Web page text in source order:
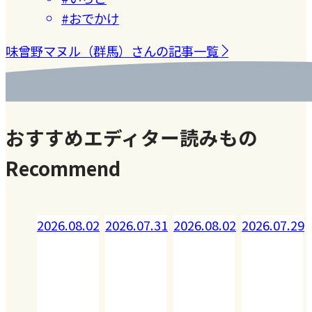
#おでかけ
味曾野マヌル（群馬）さんの記事一覧
おすすめエディター読みもの
Recommend
2026.07.31 2026.08.02 2026.07.29 2026.07.28